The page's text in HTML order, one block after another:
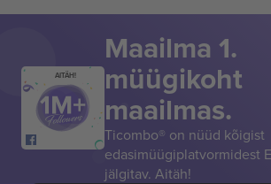
AITÄH!
Maailma 1.
müügikoht
maailmas.
Ticombo® on nüüd kõigist
edasimüügiplatvormidest
jälgitav. Aitäh!